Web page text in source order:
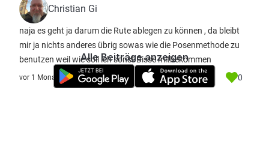
Christian Gi
naja es geht ja darum die Rute ablegen zu können , da bleibt
mir ja nichts anderes übrig sowas wie die Posenmethode zu
benutzen weil wie soll ich sonst Bisse mitbekommen
vor 1 Monat 0
Alle Beiträge anzeigen